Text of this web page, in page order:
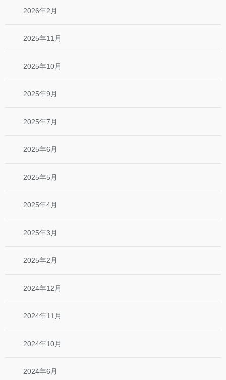
2026年2月
2025年11月
2025年10月
2025年9月
2025年7月
2025年6月
2025年5月
2025年4月
2025年3月
2025年2月
2024年12月
2024年11月
2024年10月
2024年6月